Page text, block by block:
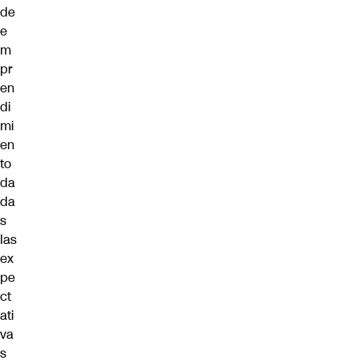
de
e
m
pr
en
di
mi
en
to
da
da
s
las
ex
pe
ct
ati
va
s